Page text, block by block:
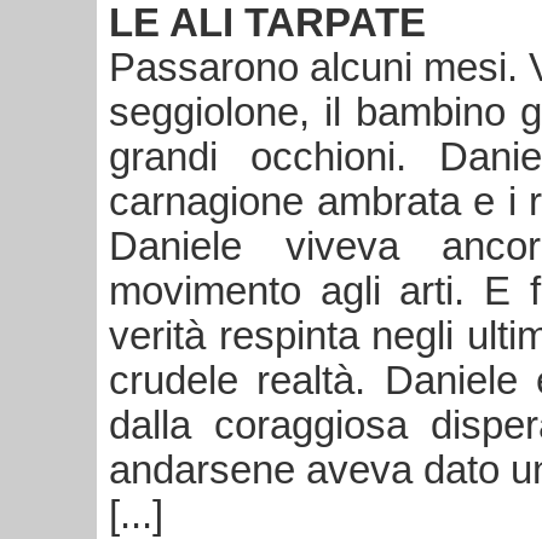
LE ALI TARPATE
Passarono alcuni mesi.
seggiolone, il bambino
grandi occhioni.
carnagione ambrata e i
Daniele viveva
movimento agli arti. E
verità respinta negli
crudele realtà.
dalla coraggiosa
andarsene aveva dato
[...]